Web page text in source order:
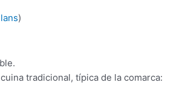
)
tradicional, típica de la comarca: